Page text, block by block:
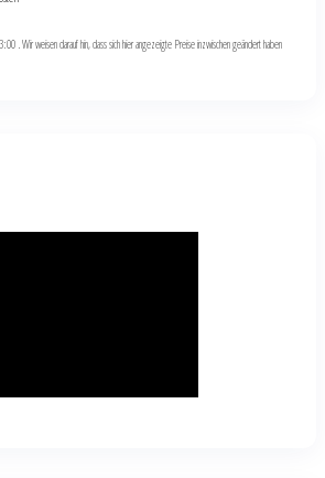
. Wir weisen darauf hin, dass sich hier angezeigte Preise inzwischen geändert haben